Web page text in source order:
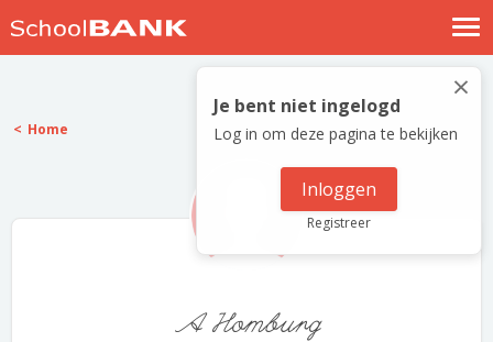
Nostalgische verhalen
Log in
Meld je gratis aan
×
Je bent niet ingelogd
Log in om deze pagina te bekijken
Inloggen
Registreer
Home
A Homburg